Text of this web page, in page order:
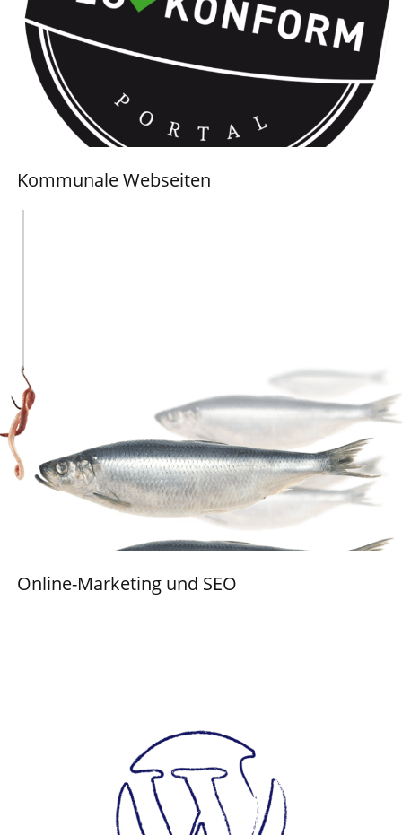
Kommunale Webseiten
Online-Marketing und SEO